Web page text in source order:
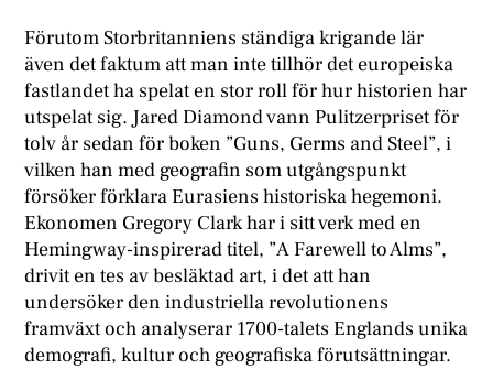
Förutom Storbritanniens ständiga krigande lär
även det faktum att man inte tillhör det europeiska
fastlandet ha spelat en stor roll för hur historien har
utspelat sig. Jared Diamond vann Pulitzerpriset för
tolv år sedan för boken ”Guns, Germs and Steel”, i
vilken han med geografin som utgångspunkt
försöker förklara Eurasiens historiska hegemoni.
Ekonomen Gregory Clark har i sitt verk med en
Hemingway-inspirerad titel, ”A Farewell to Alms”,
drivit en tes av besläktad art, i det att han
undersöker den industriella revolutionens
framväxt och analyserar 1700-talets Englands unika
demografi, kultur och geografiska förutsättningar.